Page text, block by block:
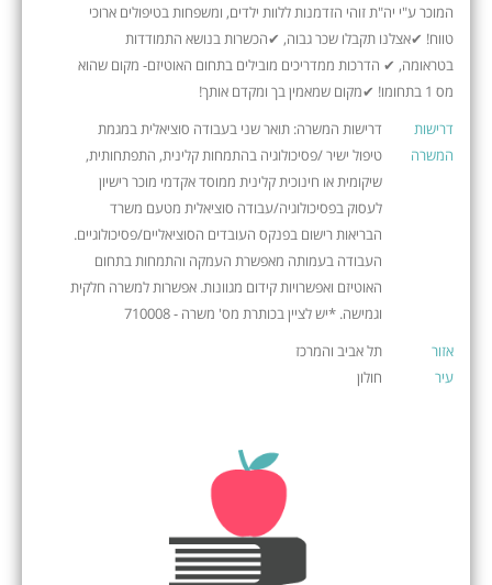
המוכר ע"י יה"ת זוהי הזדמנות ללוות ילדים, ומשפחות בטיפולים ארוכי
טווח! ✔אצלנו תקבלו שכר גבוה, ✔הכשרות בנושא התמודדות
בטראומה, ✔ הדרכות ממדריכים מובילים בתחום האוטיזם- מקום שהוא
מס 1 בתחומו! ✔מקום שמאמין בך ומקדם אותך!
דרישות
המשרה
דרישות המשרה: תואר שני בעבודה סוציאלית במגמת
טיפול ישיר /פסיכולוגיה בהתמחות קלינית, התפתחותית,
שיקומית או חינוכית קלינית ממוסד אקדמי מוכר רישיון
לעסוק בפסיכולוגיה/עבודה סוציאלית מטעם משרד
הבריאות רישום בפנקס העובדים הסוציאליים/פסיכולוגיים.
העבודה בעמותה מאפשרת העמקה והתמחות בתחום
האוטיזם ואפשרויות קידום מגוונות. אפשרות למשרה חלקית
וגמישה. *יש לציין בכותרת מס' משרה - 710008
אזור
תל אביב והמרכז
עיר
חולון